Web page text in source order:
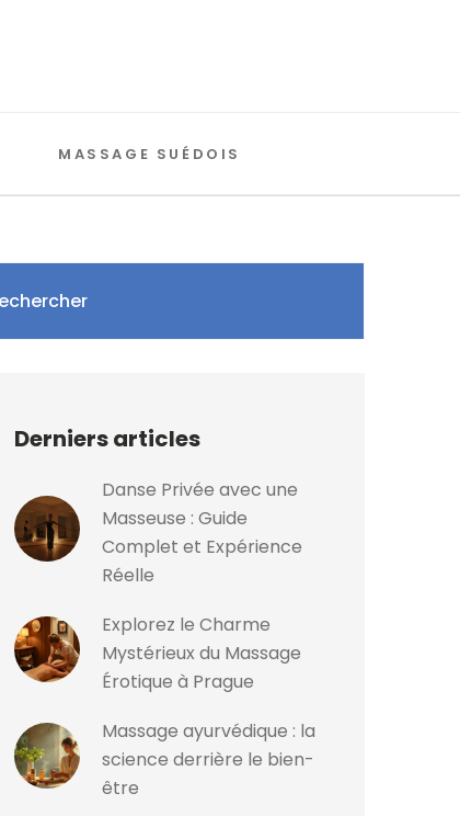
MASSAGE SUÉDOIS
Derniers articles
Danse Privée avec une
Masseuse : Guide
Complet et Expérience
Réelle
Explorez le Charme
Mystérieux du Massage
Érotique à Prague
Massage ayurvédique : la
science derrière le bien-
être